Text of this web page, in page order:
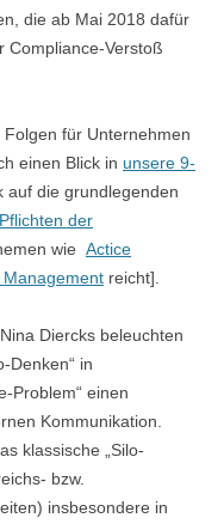
die ab Mai 2018 dafür
Compliance-Verstoß
für Unternehmen
einen Blick in unsere 9-
auf die grundlegenden
der
wie Actice
reicht].
Diercks beleuchten
Denken“ in
Problem“ einen
Kommunikation.
klassische „Silo-
bzw.
insbesondere in